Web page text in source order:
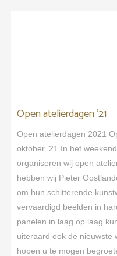
Open atelierdagen ’21
Open atelierdagen 2021
oktober ’21 In het
organiseren wij open
hebben wij Pieter
om hun schitterende
vervaardigd beelden in
panelen in laag op laag
uiteraard ook de nieuwste
hopen u te mogen